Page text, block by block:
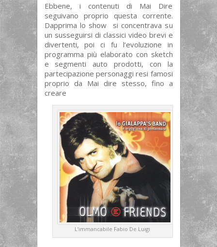
Ebbene, i contenuti di Mai Dire
seguivano proprio questa corrente.
Dapprima lo show si concentrava su
un susseguirsi di classici video brevi e
divertenti, poi ci fu l’evoluzione in
programma più elaborato con sketch
e segmenti auto prodotti, con la
partecipazione personaggi resi famosi
proprio da Mai dire stesso, fino a
creare
L’immancabile Fabio De Luigi